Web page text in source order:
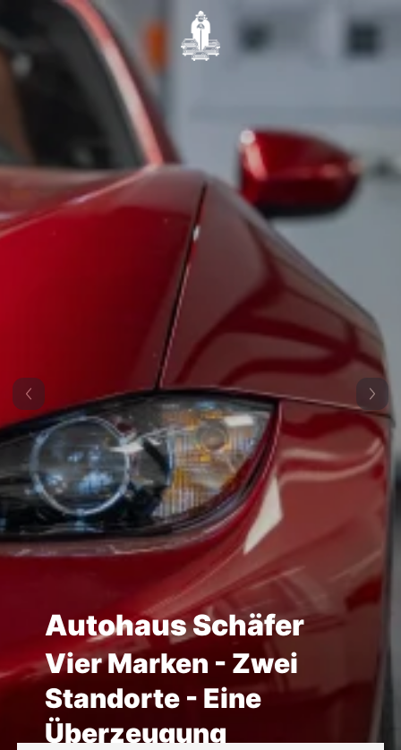
Autohaus Schäfer
Vier Marken - Zwei
Standorte - Eine
Überzeugung